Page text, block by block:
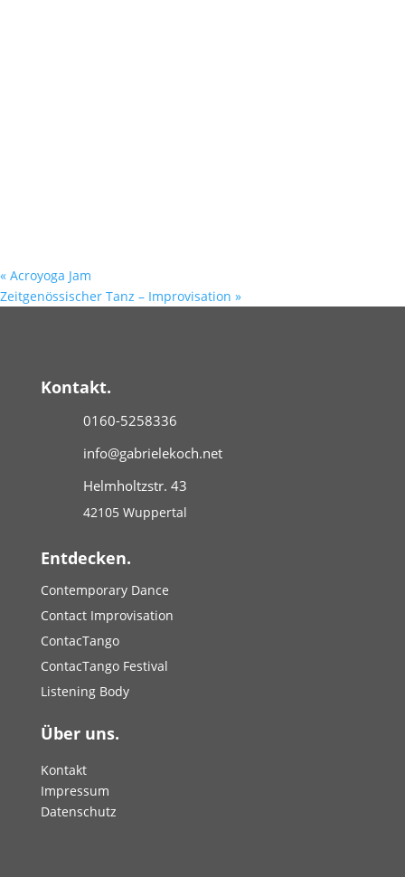
« Acroyoga Jam
Zeitgenössischer Tanz – Improvisation »
Kontakt.
0160-5258336
info@gabrielekoch.net
Helmholtzstr. 43
42105 Wuppertal
Entdecken.
Contemporary Dance
Contact Improvisation
ContacTango
ContacTango Festival
Listening Body
Über uns.
Kontakt
Impressum
Datenschutz